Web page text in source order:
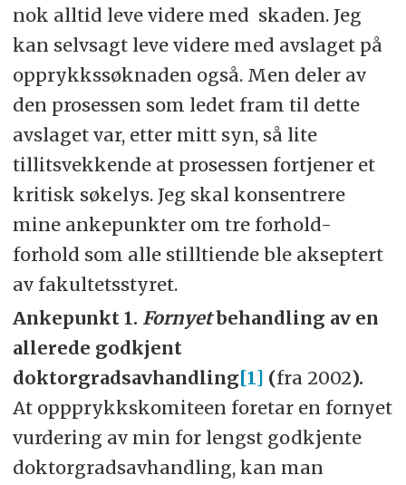
nok alltid leve videre med skaden. Jeg
kan selvsagt leve videre med avslaget på
opprykkssøknaden også. Men deler av
den prosessen som ledet fram til dette
avslaget var, etter mitt syn, så lite
tillitsvekkende at prosessen fortjener et
kritisk søkelys. Jeg skal konsentrere
mine ankepunkter om tre forhold-
forhold som alle stilltiende ble akseptert
av fakultetsstyret.
Ankepunkt 1. Fornyetbehandling av en
allerede godkjent
doktorgradsavhandling[1] (fra 2002).
At oppprykkskomiteen foretar en fornyet
vurdering av min for lengst godkjente
doktorgradsavhandling, kan man